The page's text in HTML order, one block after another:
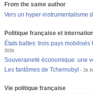
From the same author
Vers un hyper-instrumentalisme
Politique française et
États baltes: trois pays mobilisés
2026
Souveraineté économique: une
Les fantômes de Tchernobyl
26
Vie politique française